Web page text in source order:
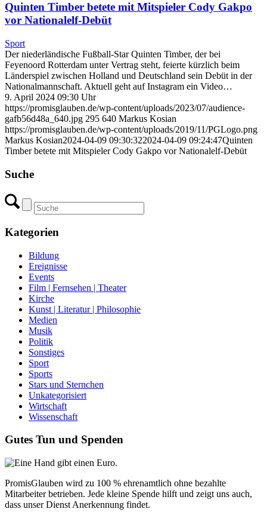
Quinten Timber betete mit Mitspieler Cody Gakpo
vor Nationalelf-Debüt
Sport
Der niederländische Fußball-Star Quinten Timber, der bei
Feyenoord Rotterdam unter Vertrag steht, feierte kürzlich beim
Länderspiel zwischen Holland und Deutschland sein Debüt in der
Nationalmannschaft. Aktuell geht auf Instagram ein Video…
9. April 2024 09:30 Uhr
https://promisglauben.de/wp-content/uploads/2023/07/audience-
gafb56d48a_640.jpg 295 640 Markus Kosian
https://promisglauben.de/wp-content/uploads/2019/11/PGLogo.png
Markus Kosian2024-04-09 09:30:322024-04-09 09:24:47Quinten
Timber betete mit Mitspieler Cody Gakpo vor Nationalelf-Debüt
Suche
Kategorien
Bildung
Ereignisse
Events
Film | Fernsehen | Theater
Kirche
Kunst | Literatur | Philosophie
Medien
Musik
Politik
Sonstiges
Sport
Sports
Stars und Sternchen
Unkategorisiert
Wirtschaft
Wissenschaft
Gutes Tun und Spenden
PromisGlauben wird zu 100 % ehrenamtlich ohne bezahlte
Mitarbeiter betrieben. Jede kleine Spende hilft und zeigt uns auch,
dass unser Dienst Anerkennung findet.